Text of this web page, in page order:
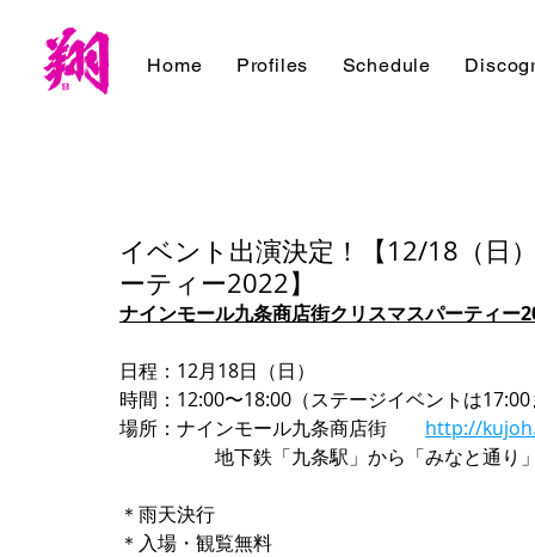
Home Profiles Schedule
イベント出演決定！【12/18（日
ーティー2022】
ナインモール九条商店街クリスマスパーティー
日程：12月18日（日）
時間：12:00〜18:00（ステージイベントは
場所：ナインモール九条商店街 http://
地下鉄「九条駅」から「みなと通り」
＊雨天決行
＊入場・観覧無料